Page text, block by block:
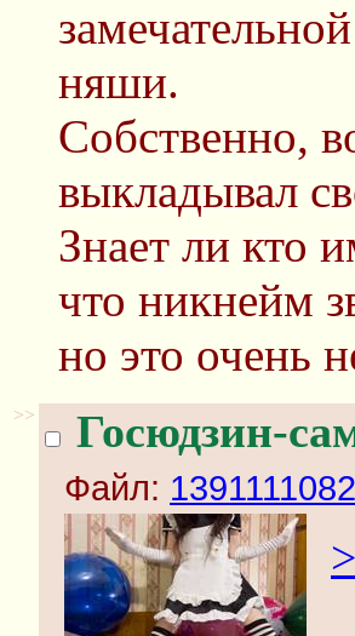
няши.
Собственно,
выкладывал
Знает ли кто
что никнейм
но это очень
>> Госюдзин-
Файл: